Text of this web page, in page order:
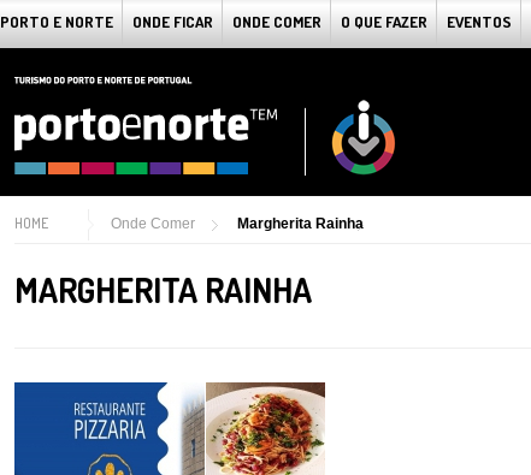
PORTO E NORTE ONDE FICAR ONDE COMER O QUE FAZER EVENTOS
HOME Onde Comer Margherita Rainha
MARGHERITA RAINHA